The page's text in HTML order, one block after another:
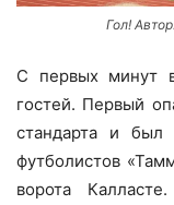
Гол!
С первых минут
гостей. Первый
стандарта и
футболистов
ворота